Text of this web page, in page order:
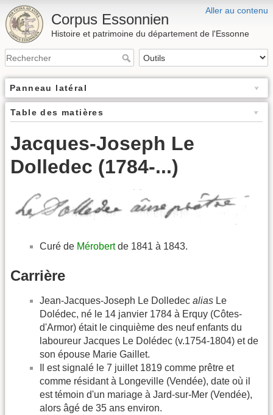
Aller au contenu
Corpus Essonnien
Histoire et patrimoine du département de l'Essonne
Panneau latéral
Table des matières
Jacques-Joseph Le
Dolledec (1784-...)
Curé de Mérobertde 1841 à 1843.
Carrière
Jean-Jacques-Joseph Le Dolledec alias Le
Dolédec, né le 14 janvier 1784 à Erquy (Côtes-
d'Armor) était le cinquième des neuf enfants du
laboureur Jacques Le Dolédec (v.1754-1804) et de
son épouse Marie Gaillet.
Il est signalé le 7 juillet 1819 comme prêtre et
comme résidant à Longeville (Vendée), date où il
est témoin d'un mariage à Jard-sur-Mer (Vendée),
alors âgé de 35 ans environ.